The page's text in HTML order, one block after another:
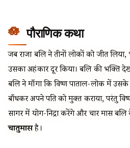
पौराणिक कथा
जब राजा बलि ने तीनों लोकों को जीत
उसका अहंकार दूर किया। बलि की भक्ति
बलि ने माँगा कि विष्णु पाताल-लोक में उसके
बाँधकर अपने पति को मुक्त कराया, परंतु
सागर में योग-निद्रा करेंगे और चार मास
चातुर्मासहै।